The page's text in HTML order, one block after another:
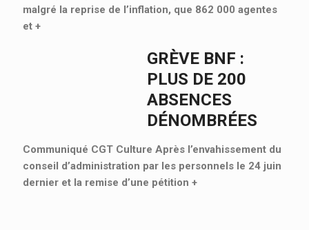
malgré la reprise de l’inflation, que 862 000 agentes
et +
GRÈVE BNF :
PLUS DE 200
ABSENCES
DÉNOMBRÉES
Communiqué CGT Culture Après l’envahissement du
conseil d’administration par les personnels le 24 juin
dernier et la remise d’une pétition +